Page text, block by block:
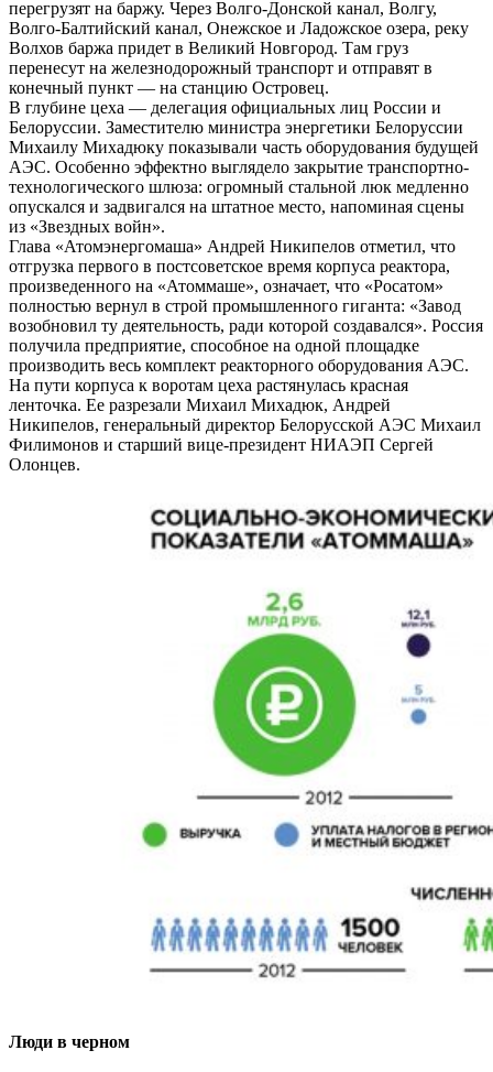
перегрузят на баржу. Через Волго-Донской канал, Волгу,
Волго-Балтийский канал, Онежское и Ладожское озера, реку
Волхов баржа придет в Великий Новгород. Там груз
перенесут на железнодорожный транспорт и отправят в
конечный пункт — на станцию Островец.
В глубине цеха — делегация официальных лиц России и
Белоруссии. Заместителю министра энергетики Белоруссии
Михаилу Михадюку показывали часть оборудования будущей
АЭС. Особенно эффектно выглядело закрытие транспортно-
технологического шлюза: огромный стальной люк медленно
опускался и задвигался на штатное место, напоминая сцены
из «Звездных войн».
Глава «Атомэнергомаша» Андрей Никипелов отметил, что
отгрузка первого в постсоветское время корпуса реактора,
произведенного на «Атоммаше», означает, что «Росатом»
полностью вернул в строй промышленного гиганта: «Завод
возобновил ту деятельность, ради которой создавался». Россия
получила предприятие, способное на одной площадке
производить весь комплект реакторного оборудования АЭС.
На пути корпуса к воротам цеха растянулась красная
ленточка. Ее разрезали Михаил Михадюк, Андрей
Никипелов, генеральный директор Белорусской АЭС Михаил
Филимонов и старший вице-президент НИАЭП Сергей
Олонцев.
Люди в черном